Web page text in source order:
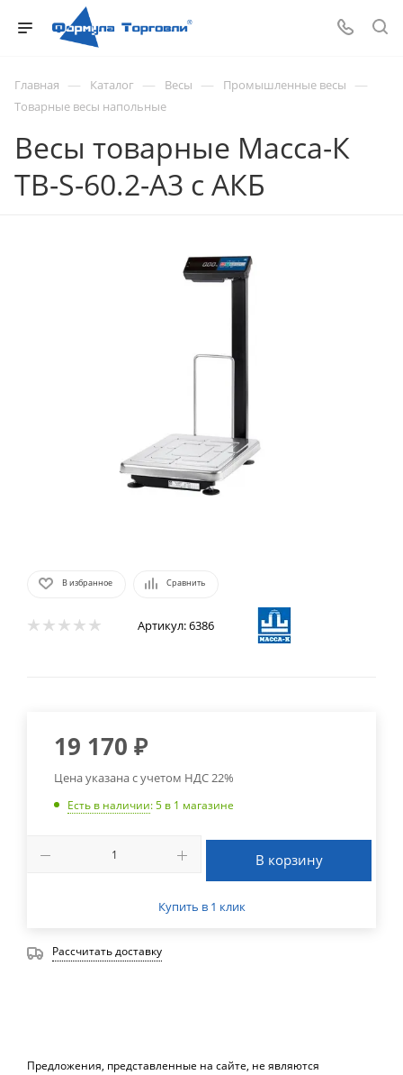
Главная — Каталог — Весы — Промышленные весы —
Товарные весы напольные
Весы товарные Масса-К
ТВ-S-60.2-A3 с АКБ
В избранное Сравнить
Артикул:6386
19 170 ₽
Цена указана с учетом НДС 22%
Есть в наличии: 5 в 1 магазине
В корзину
Купить в 1 клик
Рассчитать доставку
Предложения, представленные на сайте, не являются